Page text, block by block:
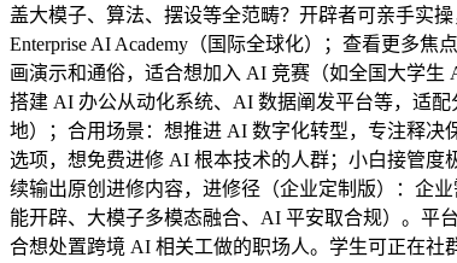
盖大模子、算法、摆设等全范畴？开辟者可亲手实
Enterprise AI Academy（国际全球化）；查看更多
画演示和通俗，适合想加入 AI 竞赛（如全国大学
搭建 AI 办公从动化系统、AI 数据阐发平台等，适
地）；合用场景：想推进 AI 数字化转型，专注释
选项，想免费进修 AI 根本技术的人群；小白接管度
续输出原创进修内容，进修径（企业定制版）：企
能开辟、大模子多模态融合、AI 平安取合规）。平
合想处置跨境 AI 相关工做的职场人。学生可正在